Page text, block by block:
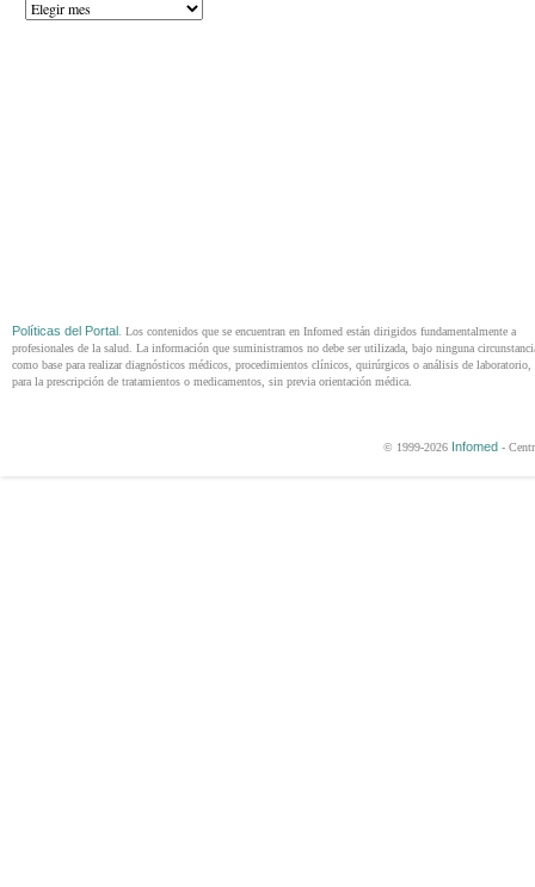
Políticas del Portal. Los contenidos que se encuentran en Infomed están dirigidos fundamentalmente a
profesionales de la salud. La información que suministramos no debe ser utilizada, bajo ninguna
como base para realizar diagnósticos médicos, procedimientos clínicos, quirúrgicos o análisis de laboratorio,
para la prescripción de tratamientos o medicamentos, sin previa orientación médica.
© 1999-2026 Infomed -